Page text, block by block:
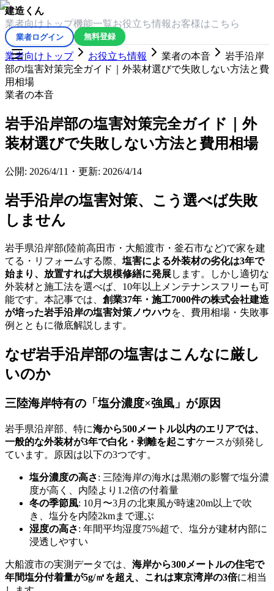
建造くん
業者向けトップ機能一覧お役立ち情報 お客様はこちら
業者ログイン 無料登録
業者向けトップ お役立ち情報 業者の本音
岩手沿岸
部の塩害対策完全ガイド｜外装材選びで失敗しない方法と費
用相場
業者の本音
岩手沿岸部の塩害対策完全ガイド｜外
装材選びで失敗しない方法と費用相場
公開: 2026/4/11 ・ 更新: 2026/4/14
岩手沿岸の塩害対策、こう選べば失敗
しません
岩手県沿岸部(陸前高田市・大船渡市・釜石市など)で家を建
てる・リフォームする際、 塩害による外装材の劣化は3年で
始まり、放置すれば大規模修繕に発展します。しかし適切な
外装材と施工法を選べば、10年以上メンテナンスフリーも可
能です。本記事では、 創業37年・施工7000件の株式会社建造
が培った岩手沿岸の塩害対策ノウハウを、費用相場・失敗事
例とともに徹底解説します。
なぜ岩手沿岸部の塩害はこんなに厳し
いのか
三陸海岸特有の「塩分濃度×強風」が原因
岩手県沿岸部、特に海から500メートル以内のエリアでは、
一般的な外装材が3年で白化・剥離を起こすケースが頻発し
ています。原因は以下の3つです。
塩分濃度の高さ: 三陸海岸の海水は黒潮の影響で塩分濃
度が高く、内陸より1.2倍の付着量
冬の季節風: 10月〜3月の北東風が時速20m以上で吹
き、塩分を内陸2kmまで運ぶ
湿度の高さ: 年間平均湿度75%超で、塩分が建材内部に
浸透しやすい
大船渡市の実測データでは、 海岸から300メートルの住宅で
年間塩分付着量が5g/㎡を超え、これは東京湾岸の3倍に相当